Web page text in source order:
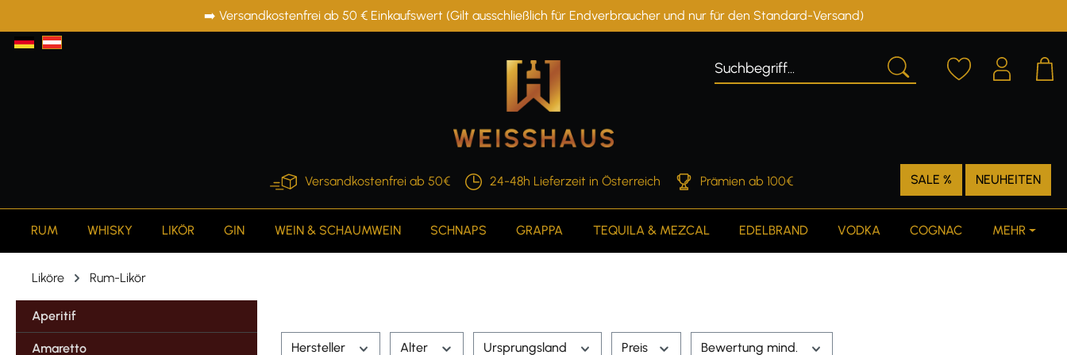
Zur Hauptnavigation springen➡️ Versandkostenfrei ab 50 € Einkaufswert (Gilt ausschließlich für Endverbraucher und nur für den Standard-Versand)
Versandkostenfrei ab 50€ 24-48h Lieferzeit in Österreich Prämien ab 100€ SALE % NEUHEITEN
RUM WHISKY LIKÖR GIN WEIN & SCHAUMWEIN SCHNAPS GRAPPA TEQUILA & MEZCAL EDELBRAND VODKA COGNAC MEHR
Liköre Rum-Likör
Aperitif
Amaretto Hersteller Alter Ursprungsland Preis Bewertung mind.